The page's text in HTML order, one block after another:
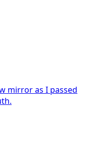
mirror as I passed